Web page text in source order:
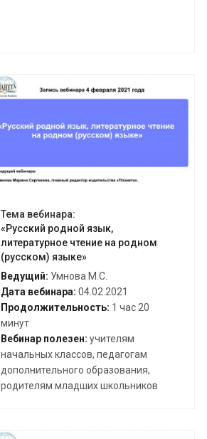
Открыть вебинар
Тема вебинара:
«Русский родной язык,
литературное чтение на родном
(русском) языке»
Ведущий: Умнова М.С.
Дата вебинара: 04.02.2021
Продолжительность: 1 час 20
минут
Вебинар полезен: учителям
начальных классов, педагогам
дополнительного образования,
родителям младших школьников